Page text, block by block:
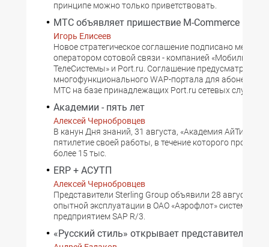
принципе можно только приветствовать.
МТС объявляет пришествие M-Commerce
Игорь Елисеев
Новое стратегическое соглашение подписано между
оператором сотовой связи - компанией «Мобильные
ТелеСистемы» и Port.ru. Соглашение предусматривает
многофункционального WAP-портала для абонентов
МТС на базе принадлежащих Port.ru сетевых служб.
Академии - пять лет
Алексей Чернобровцев
В канун Дня знаний, 31 августа, «Академия АйТи»
пятилетие своей работы, в течение которого прошли
более 15 тыс.
ERP + АСУТП
Алексей Чернобровцев
Представители Sterling Group объявили 28 августа о
опытной эксплуатации в ОАО «Аэрофлот» системы
предприятием SAP R/3.
«Русский стиль» открывает представительство